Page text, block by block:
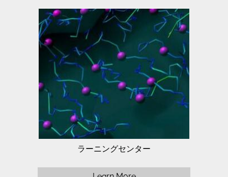
Identify which Imaris package best suits
your research needs.
ラーニングセンター